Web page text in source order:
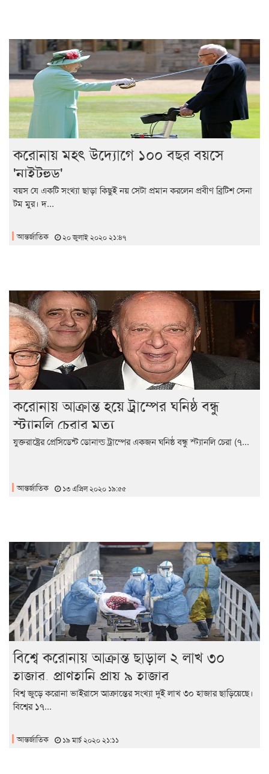
করোনায় মহৎ উদ্যোগে ১০০ বছর বয়সে
'নাইটহুড'
বয়স যে একটি সংখ্যা ছাড়া কিছুই নয় সেটা প্রমান করলেন প্রবীণ ব্রিটিশ সেনা
টম মুর। দ...
আন্তর্জাতিক ২০ জুলাই ২০২০ ২১:৪৭
করোনায় আক্রান্ত হয়ে ট্রাম্পের ঘনিষ্ঠ বন্ধু
স্ট্যানলি চেরার মৃত্যু
যুক্তরাষ্ট্রের প্রেসিডেন্ট ডোনাল্ড ট্রাম্পের একজন ঘনিষ্ঠ বন্ধু স্ট্যানলি চেরা (৭...
আন্তর্জাতিক ১৩ এপ্রিল ২০২০ ১৯:৫৫
বিশ্বে করোনায় আক্রান্ত ছাড়াল ২ লাখ ৩০
হাজার, প্রাণহানি প্রায় ৯ হাজার
বিশ্ব জুড়ে করোনা ভাইরাসে আক্রান্তের সংখ্যা দুই লাখ ৩০ হাজার ছাড়িয়েছে।
বিশ্বের ১৭...
আন্তর্জাতিক ১৯ মার্চ ২০২০ ২১:১১